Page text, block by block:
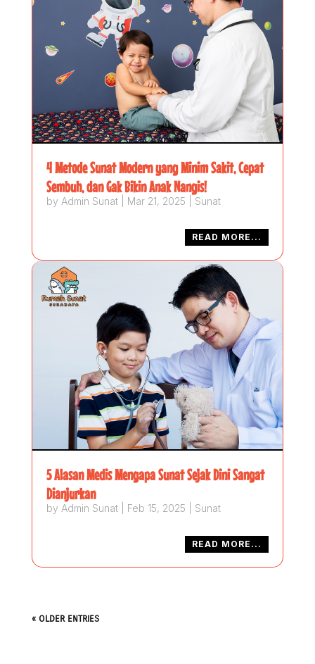
4 Metode Sunat Modern yang Minim Sakit, Cepat
Sembuh, dan Gak Bikin Anak Nangis!
by Admin Sunat| Mar 21, 2025 Sunat
READ MORE...
5 Alasan Medis Mengapa Sunat Sejak Dini Sangat
Dianjurkan
by Admin Sunat| Feb 15, 2025 Sunat
READ MORE...
« OLDER ENTRIES